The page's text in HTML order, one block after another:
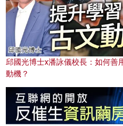
邱國光博士x潘詠儀校長：如何善
動機？